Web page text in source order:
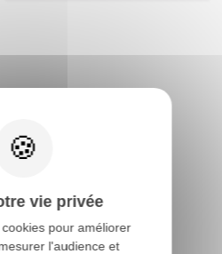
revendeur
près de chez vous
vie privée
pour améliorer
l'audience et